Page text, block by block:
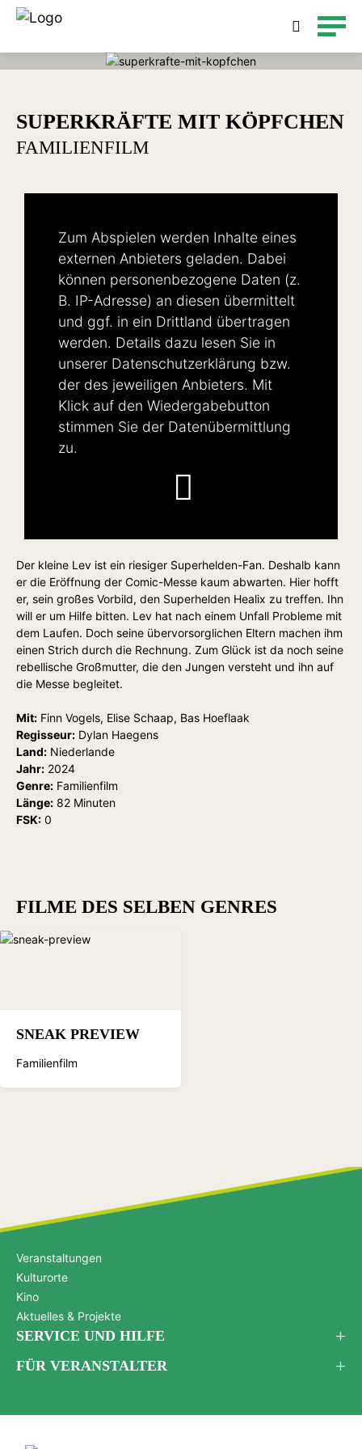
SUPERKRÄFTE MIT KÖPFCHEN
FAMILIENFILM
Zum Abspielen werden Inhalte eines
externen Anbieters geladen. Dabei
können personenbezogene Daten (z.
B. IP-Adresse) an diesen übermittelt
und ggf. in ein Drittland übertragen
werden. Details dazu lesen Sie in
unserer Datenschutzerklärung bzw.
der des jeweiligen Anbieters. Mit
Klick auf den Wiedergabebutton
stimmen Sie der Datenübermittlung
zu.
Der kleine Lev ist ein riesiger Superhelden-Fan. Deshalb kann
er die Eröffnung der Comic-Messe kaum abwarten. Hier hofft
er, sein großes Vorbild, den Superhelden Healix zu treffen. Ihn
will er um Hilfe bitten. Lev hat nach einem Unfall Probleme mit
dem Laufen. Doch seine übervorsorglichen Eltern machen ihm
einen Strich durch die Rechnung. Zum Glück ist da noch seine
rebellische Großmutter, die den Jungen versteht und ihn auf
die Messe begleitet.
Mit: Finn Vogels, Elise Schaap, Bas Hoeflaak
Regisseur: Dylan Haegens
Land: Niederlande
Jahr: 2024
Genre: Familienfilm
Länge: 82 Minuten
FSK: 0
FILME DES SELBEN GENRES
SNEAK PREVIEW
Familienfilm
Veranstaltungen
Kulturorte
Kino
Aktuelles & Projekte
SERVICE UND HILFE
FÜR VERANSTALTER